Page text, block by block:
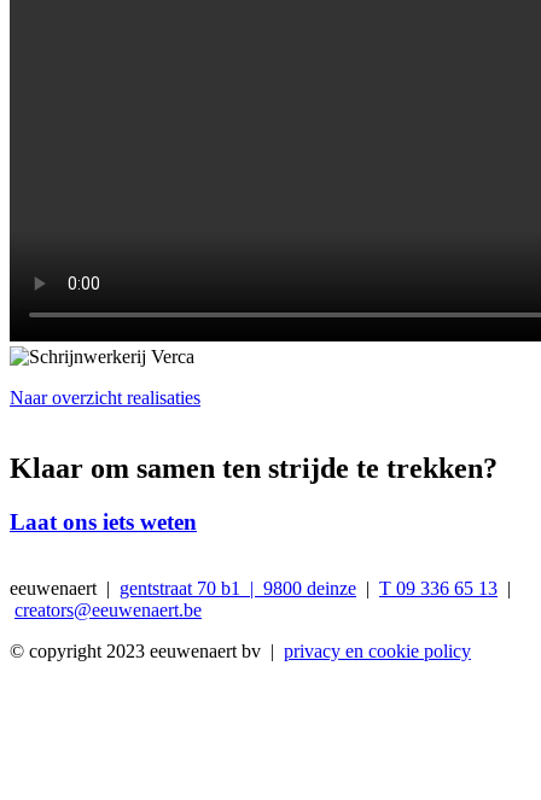
Naar overzicht realisaties
Klaar om samen ten strijde te trekken?
Laat ons iets weten
eeuwenaert | gentstraat 70 b1 | 9800 deinze | T 09 336 65 13 |
creators@eeuwenaert.be
© copyright 2023 eeuwenaert bv | privacy en cookie policy